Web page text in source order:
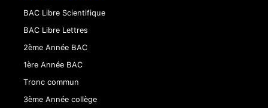
BAC Libre Scientifique
BAC Libre Lettres
2ème Année BAC
1ère Année BAC
Tronc commun
3ème Année collège